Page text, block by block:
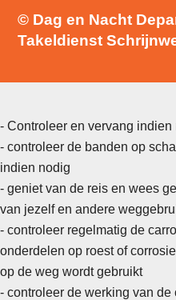
© Dag en Nacht
Takeldienst
- Controleer en vervang
- controleer de banden op
indien nodig
- geniet van de reis en wees
van jezelf en andere
- controleer regelmatig de
onderdelen op roest of
op de weg wordt gebruikt
- controleer de werking van